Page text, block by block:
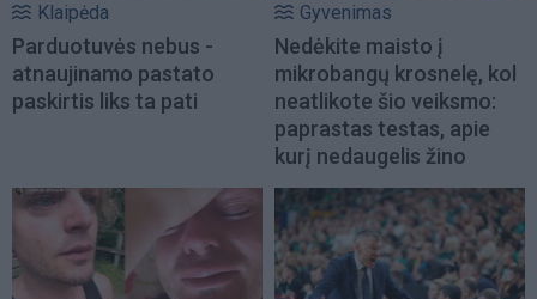
Klaipėda
Parduotuvės nebus -
atnaujinamo pastato
paskirtis liks ta pati
Gyvenimas
Nedėkite maisto į
mikrobangų krosnelę, kol
neatlikote šio veiksmo:
paprastas testas, apie
kurį nedaugelis žino